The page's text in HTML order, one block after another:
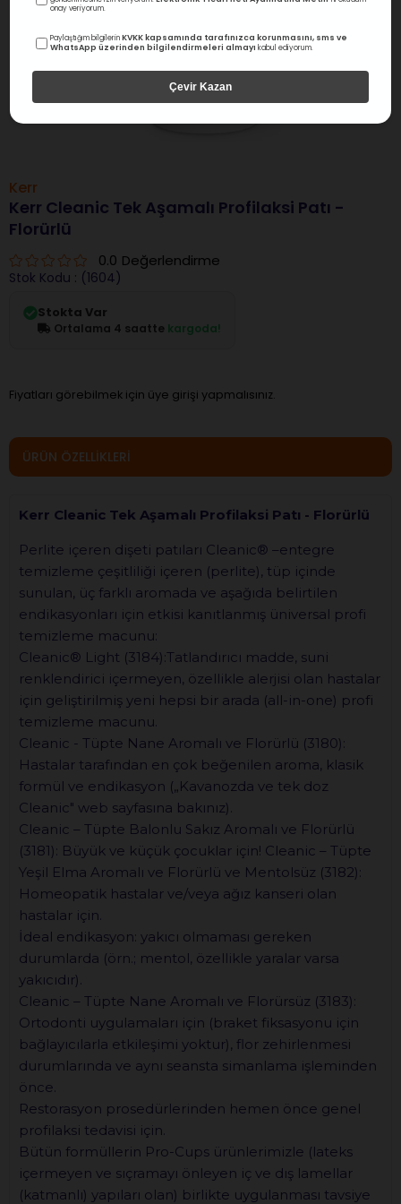
Kerr
Kerr Cleanic Tek Aşamalı Profilaksi Patı -
Florürlü
0.0 Değerlendirme
Stok Kodu (1604)
Stokta Var
Ortalama 4 saatte kargoda!
Fiyatları görebilmek için üye girişi yapmalısınız.
ÜRÜN ÖZELLIKLERI
Kerr Cleanic Tek Aşamalı Profilaksi Patı - Florürlü
Perlite içeren dişeti patıları Cleanic® –entegre
temizleme çeşitliliği içeren (perlite), tüp içinde
sunulan, üç farklı aromada ve aşağıda belirtilen
endikasyonları için etkisi kanıtlanmış üniversal profi
temizleme macunu:
Cleanic® Light (3184):Tatlandırıcı madde, suni
renklendirici içermeyen, özellikle alerjisi olan hastalar
için geliştirilmiş yeni hepsi bir arada (all-in-one) profi
temizleme macunu.
Cleanic - Tüpte Nane Aromalı ve Florürlü (3180):
Hastalar tarafından en çok beğenilen aroma, klasik
formül ve endikasyon („Kavanozda ve tek doz
Cleanic" web sayfasına bakınız).
Cleanic – Tüpte Balonlu Sakız Aromalı ve Florürlü
(3181): Büyük ve küçük çocuklar için! Cleanic – Tüpte
Yeşil Elma Aromalı ve Florürlü ve Mentolsüz (3182):
Homeopatik hastalar ve/veya ağız kanseri olan
hastalar için.
İdeal endikasyon: yakıcı olmaması gereken
durumlarda (örn.; mentol, özellikle yaralar varsa
yakıcıdır).
Cleanic – Tüpte Nane Aromalı ve Florürsüz (3183):
Ortodonti uygulamaları için (braket fiksasyonu için
bağlayıcılarla etkileşimi yoktur), flor zehirlenmesi
durumlarında ve aynı seansta simanlama işleminden
önce.
Restorasyon prosedürlerinden hemen önce genel
profilaksi tedavisi için.
Bütün formüllerin Pro-Cups ürünlerimizle (lateks
içermeyen ve sıçramayı önleyen iç ve dış lamellar
(katmanlı) yapıları olan) birlikte uygulanması tavsiye
onay veriyorum.
Paylaştığım bilgilerinKVKK kapsamında tarafınızca korunmasını, sms ve
WhatsApp üzerinden bilgilendirmeleri almayı kabul ediyorum.
Çevir Kazan